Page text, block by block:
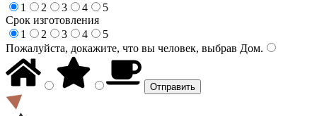
1
2 3 4
5
Срок изготовления
1
2 3 4
5
Пожалуйста, докажите, что вы человек, выбрав Дом.